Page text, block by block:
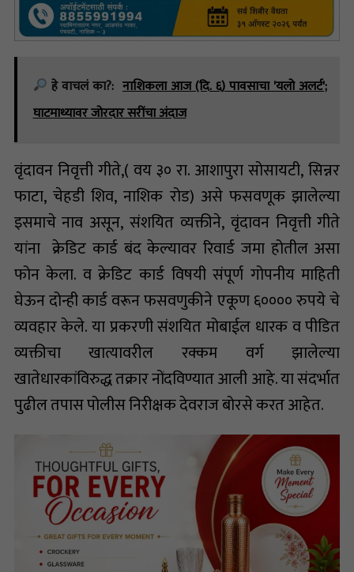
हे वाचलं का?: नाशिकला आज (दि. ६) पावसाचा 'यलो अलर्ट';
घाटमाथ्यावर जोरदार सरींचा अंदाज
वृंदावन निवृत्ती गीते,( वय ३० रा. आशापुरा सोसायटी, सिन्नर
फाटा, चेहडी शिव, नाशिक रोड) असे फसवणूक झालेल्या
इसमाचे नाव असून, संशयित व्यक्तीने, वृंदावन निवृत्ती गीते
यांना क्रेडिट कार्ड बंद केल्यावर रिवार्ड जमा होतील असा
फोन केला. व क्रेडिट कार्ड विषयी संपूर्ण गोपनीय माहिती
घेऊन दोन्ही कार्ड वरून फसवणुकीने एकूण ६०००० रुपये चे
व्यवहार केले. या प्रकरणी संशयित मोबाईल धारक व पीडित
व्यक्तीचा खात्यावरील रक्कम वर्ग झालेल्या
खातेधारकांविरुद्ध तक्रार नोंदविण्यात आली आहे. या संदर्भात
पुढील तपास पोलीस निरीक्षक देवराज बोरसे करत आहेत.